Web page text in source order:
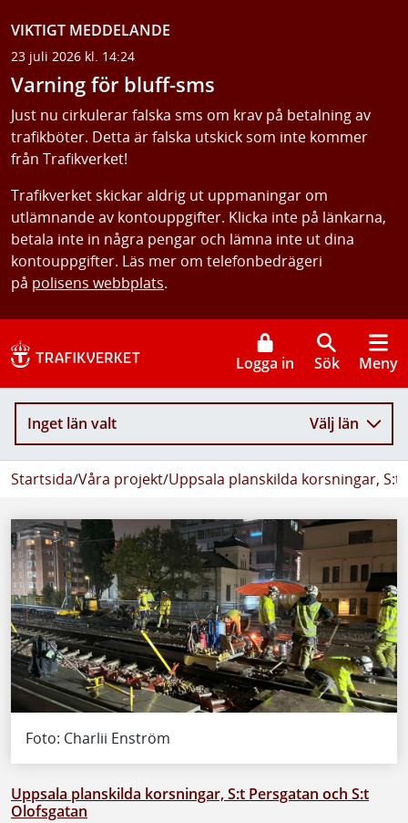
VIKTIGT MEDDELANDE
23 juli 2026 kl. 14:24
Varning för bluff-sms
Just nu cirkulerar falska sms om krav på betalning av
trafikböter. Detta är falska utskick som inte kommer
från Trafikverket!
Trafikverket skickar aldrig ut uppmaningar om
utlämnande av kontouppgifter. Klicka inte på länkarna,
betala inte in några pengar och lämna inte ut dina
kontouppgifter. Läs mer om telefonbedrägeri
på polisens webbplats.
Logga in Sök Meny
Inget län valt Välj län
Startsida/Våra projekt/Uppsala planskilda korsningar, S:t
Foto: Charlii Enström
Uppsala planskilda korsningar, S:t Persgatan och S:t
Olofsgatan